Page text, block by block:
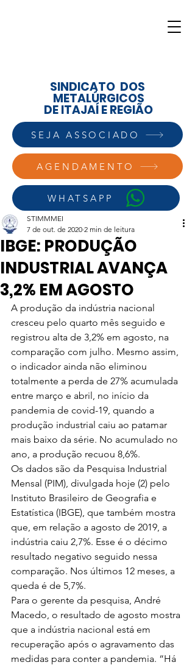
AGENDAMENTO
WHATSAPP
SINDICATO DOS
METALÚRGICOS
DE ITAJAÍ E REGIÃO
SEJA ASSOCIADO
IBGE: PRODUÇÃO
INDUSTRIAL AVANÇA
3,2% EM AGOSTO
STIMMMEI
7 de out. de 2020 2 min de leitura
A produção da indústria nacional
cresceu pelo quarto mês seguido e
registrou alta de 3,2% em agosto, na
comparação com julho. Mesmo assim,
o indicador ainda não eliminou
totalmente a perda de 27% acumulada
entre março e abril, no início da
pandemia de covid-19, quando a
produção industrial caiu ao patamar
mais baixo da série. No acumulado no
ano, a produção recuou 8,6%.
Os dados são da Pesquisa Industrial
Mensal (PIM), divulgada hoje (2) pelo
Instituto Brasileiro de Geografia e
Estatística (IBGE), que também mostra
que, em relação a agosto de 2019, a
indústria caiu 2,7%. Esse é o décimo
resultado negativo seguido nessa
comparação. Nos últimos 12 meses, a
queda é de 5,7%.
Para o gerente da pesquisa, André
Macedo, o resultado de agosto mostra
que a indústria nacional está em
recuperação após o agravamento das
medidas para conter a pandemia. “Há